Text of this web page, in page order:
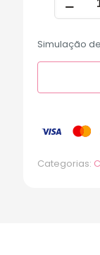
Simulação
Categorias: